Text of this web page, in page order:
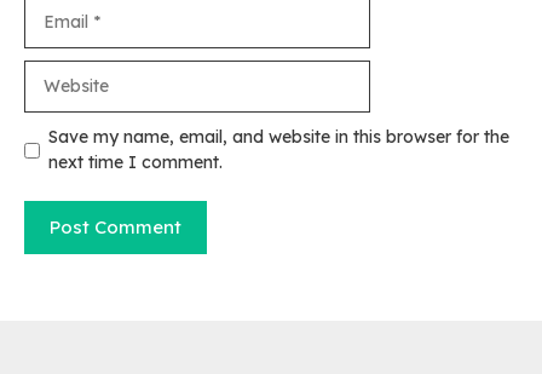
Save my name, email, and website in this browser for the
next time I comment.